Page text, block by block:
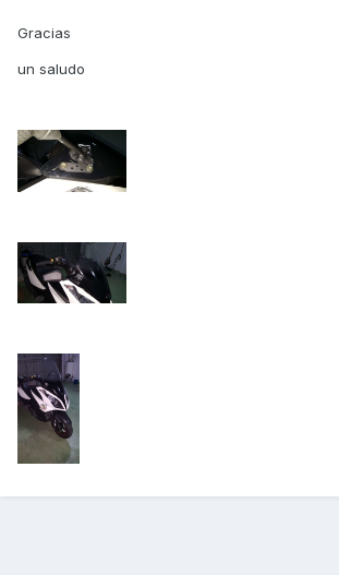
Gracias
un saludo